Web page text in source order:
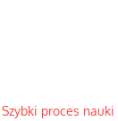
Szybki proces nauki